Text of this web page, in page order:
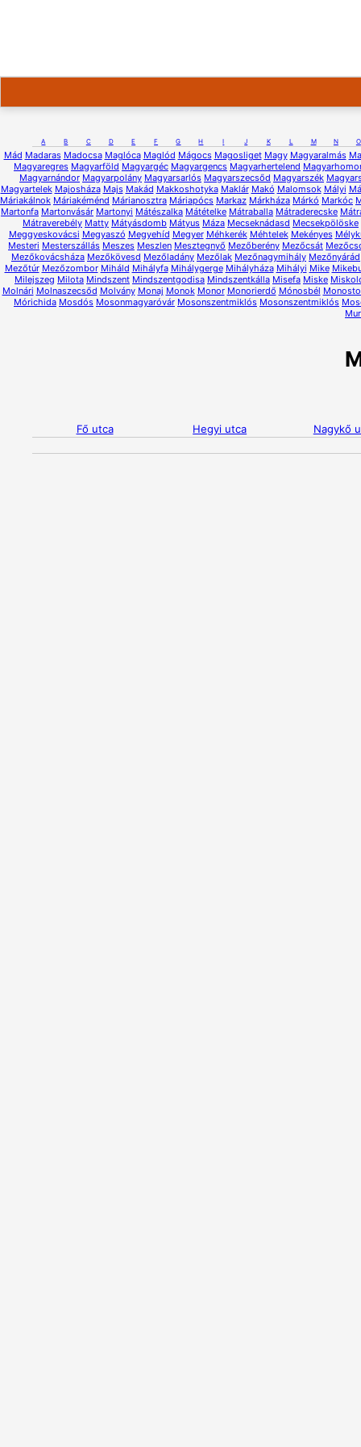
A B C D E F G H I J K L M N O
Mád Madaras Madocsa Maglóca Maglód Mágocs Magosliget Magy Magyaralmás
Magyaregres Magyarföld Magyargéc Magyargencs Magyarhertelend
Magyarnándor Magyarpolány Magyarsarlós Magyarszecsőd Magyarszék
Magyartelek Majosháza Majs Makád Makkoshotyka Maklár Makó Malomsok Mályi
Máriakálnok Máriakéménd Márianosztra Máriapócs Markaz Márkháza Márkó Markóc
Martonfa Martonvásár Martonyi Mátészalka Mátételke Mátraballa Mátraderecske
Mátraverebély Matty Mátyásdomb Mátyus Máza Mecseknádasd Mecsekpölöske
Meggyeskovácsi Megyaszó Megyehíd Megyer Méhkerék Méhtelek Mekényes
Mesteri Mesterszállás Meszes Meszlen Mesztegnyő Mezőberény Mezőcsát
Mezőkovácsháza Mezőkövesd Mezőladány Mezőlak Mezőnagymihály Mezőnyárád
Mezőtúr Mezőzombor Miháld Mihályfa Mihálygerge Mihályháza Mihályi Mike
Milejszeg Milota Mindszent Mindszentgodisa Mindszentkálla Misefa Miske
Molnári Molnaszecsőd Molvány Monaj Monok Monor Monorierdő Mónosbél
Mórichida Mosdós Mosonmagyaróvár Mosonszentmiklós Mosonszentmiklós
Fő utca Hegyi utca Nagykő